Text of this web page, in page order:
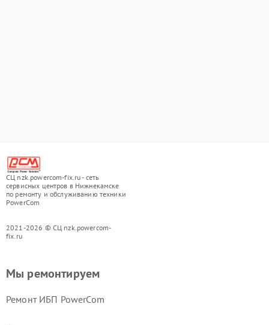
СЦ nzk.powercom-fix.ru - сеть
сервисных центров в Нижнекамске
по ремонту и обслуживанию техники
PowerCom
2021-2026 © СЦ nzk.powercom-
fix.ru
Мы ремонтируем
Ремонт ИБП PowerCom